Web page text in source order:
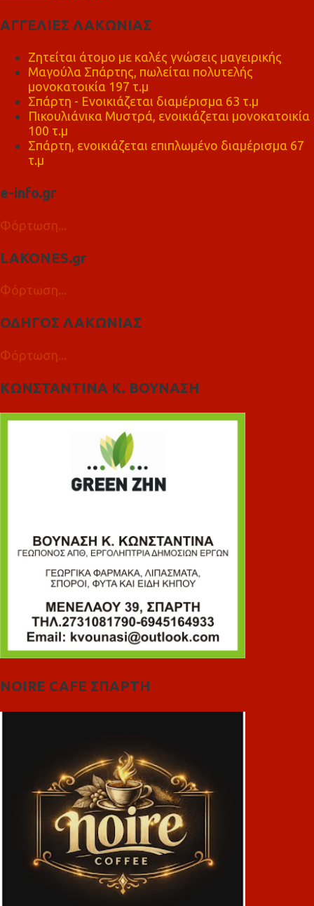
ΑΓΓΕΛΙΕΣ ΛΑΚΩΝΙΑΣ
Ζητείται άτομο με καλές γνώσεις μαγειρικής
Μαγούλα Σπάρτης, πωλείται πολυτελής
μονοκατοικία 197 τ.μ
Σπάρτη - Ενοικιάζεται διαμέρισμα 63 τ.μ
Πικουλιάνικα Μυστρά, ενοικιάζεται μονοκατοικία
100 τ.μ
Σπάρτη, ενοικιάζεται επιπλωμένο διαμέρισμα 67
τ.μ
e-info.gr
Φόρτωση...
LAKONES.gr
Φόρτωση...
ΟΔΗΓΟΣ ΛΑΚΩΝΙΑΣ
Φόρτωση...
ΚΩΝΣΤΑΝΤΙΝΑ Κ. ΒΟΥΝΑΣΗ
NOIRE CAFE ΣΠΑΡΤΗ